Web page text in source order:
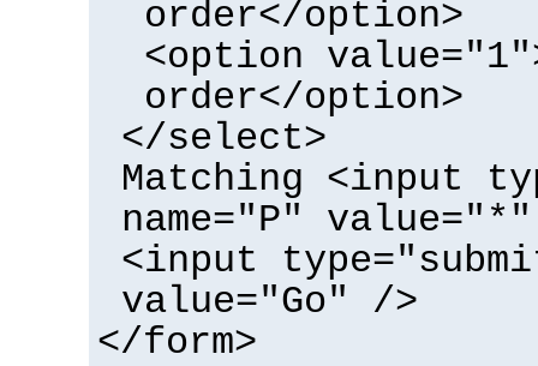
order</option>
<option
order</option>
</select>
Matching <input
name="P"
<input
value="Go" />
</form>